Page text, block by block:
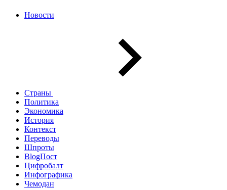
Новости
Страны
Политика
Экономика
История
Контекст
Переводы
Шпроты
BlogПост
Цифробалт
Инфографика
Чемодан